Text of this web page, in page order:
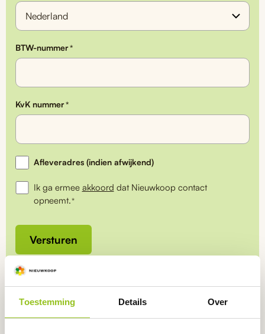
Toestemming Details Over
BTW-nummer*
KvK nummer*
Afwijkend
afleveradres
Afleveradres (indien afwijkend)
Ik ga ermee akkoord dat Nieuwkoop contact
opneemt.*
Versturen